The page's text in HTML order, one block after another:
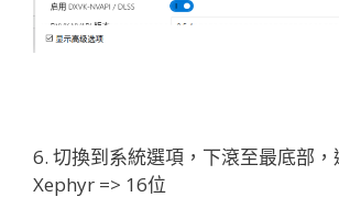
6. 切換到系統選項，下滾至最底部，
Xephyr => 16位